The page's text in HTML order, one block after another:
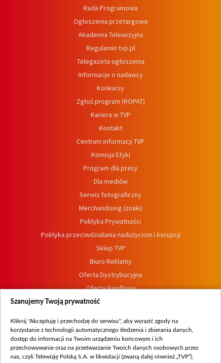
Rada Programowa
Ogłoszenia przetargowe
Akademia Telewizyjna
Regulamin tvp.pl
Telegazeta ogłoszenia
Informacje o nadawcy
Konkursy
Zgłoś program (ROPAT)
Kariera w TVP
Kontakt
Centrum informacji TVP
Komisja Etyki
Program dla prasy
Dla mediów
Serwis fotograficzny
Merchandising (znaki)
Polityka Prywatności
Polityka przeciwdziałania nadużyciom i korupcji
Sklep TVP
Biuro Reklamy
Oferta Dystrybucyjna
Oferta Handlowa
Dostępność
Procedura zgłoszeń wewnętrznych
Szanujemy Twoją prywatność
Kliknij "Akceptuję i przechodzę do serwisu", aby wyrazić zgody na
korzystanie z technologii automatycznego śledzenia i zbierania danych,
dostęp do informacji na Twoim urządzeniu końcowym i ich
przechowywanie oraz na przetwarzanie Twoich danych osobowych przez
nas, czyli Telewizję Polską S.A. w likwidacji (zwaną dalej również „TVP”),